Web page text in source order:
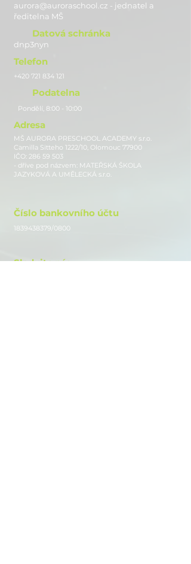
aurora@auroraschool.cz - jednatel a
ředitelna MŠ
Datová schránka
dnp3nyn
Telefon
+420 721 834 121
Podatelna
Pondělí, 8:00 - 10:00
Adresa
MŠ AURORA PRESCHOOL ACADEMY s.r.o.
Camilla Sitteho 1222/10, Olomouc 77900
IČO: 286 59 503
- dříve pod názvem: MATEŘSKÁ ŠKOLA
JAZYKOVÁ A UMĚLECKÁ s.r.o.
Číslo bankovního účtu
1839438379/0800
Sledujte nás